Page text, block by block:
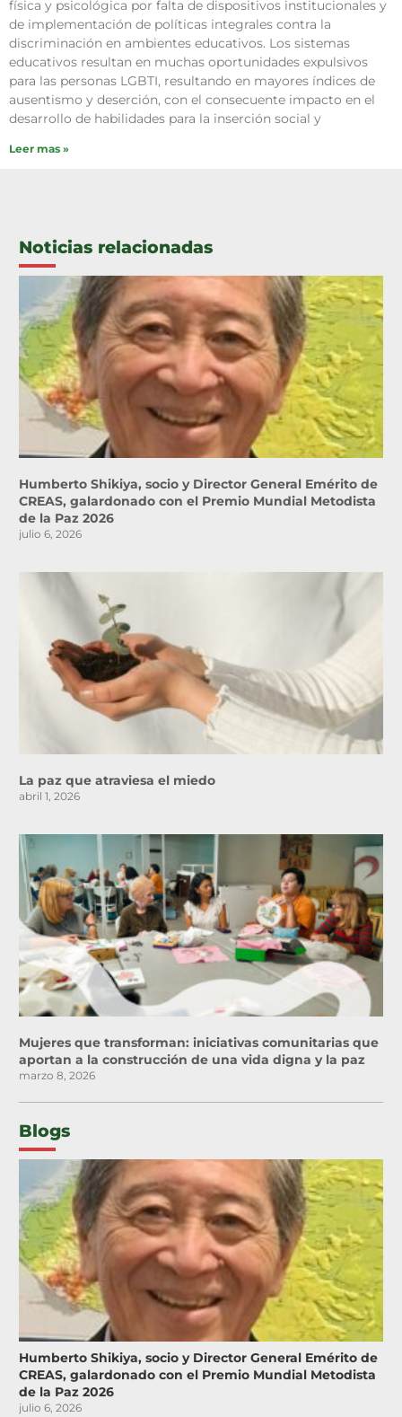
física y psicológica por falta de dispositivos institucionales y
de implementación de políticas integrales contra la
discriminación en ambientes educativos. Los sistemas
educativos resultan en muchas oportunidades expulsivos
para las personas LGBTI, resultando en mayores índices de
ausentismo y deserción, con el consecuente impacto en el
desarrollo de habilidades para la inserción social y
Leer mas »
Noticias relacionadas
Humberto Shikiya, socio y Director General Emérito de
CREAS, galardonado con el Premio Mundial Metodista
de la Paz 2026
julio 6, 2026
La paz que atraviesa el miedo
abril 1, 2026
Mujeres que transforman: iniciativas comunitarias que
aportan a la construcción de una vida digna y la paz
marzo 8, 2026
Blogs
Humberto Shikiya, socio y Director General Emérito de
CREAS, galardonado con el Premio Mundial Metodista
de la Paz 2026
julio 6, 2026